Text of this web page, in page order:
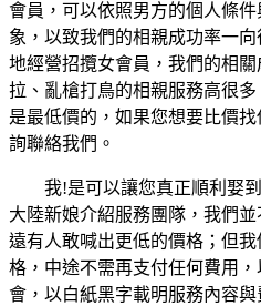
會員，可以依照男方的個人條
象，以致我們的相親成功率一
地經營招攬女會員，我們的相
拉、亂槍打鳥的相親服務高很
是最低價的，如果您想要比價
詢聯絡我們。
我!是可以讓您真正順利娶
大陸新娘介紹服務團隊，我們
遠有人敢喊出更低的價格；但
格，中途不需再支付任何費用
會，以白紙黑字載明服務內容